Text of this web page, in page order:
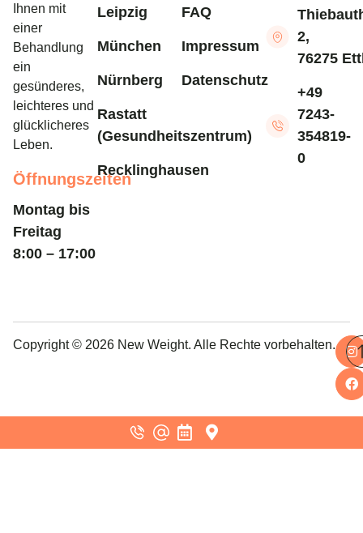
Ihnen mit
einer
Behandlung
ein
gesünderes,
leichteres und
glücklicheres
Leben.
Öffnungszeiten
Montag bis
Freitag
8:00 – 17:00
Leipzig
München
Nürnberg
Rastatt
(Gesundheitszentrum)
Recklinghausen
FAQ
Impressum
Datenschutz
2,
76275
+49
7243-
354819-
0
Copyright © 2026 New Weight. Alle Rechte vorbehalten.